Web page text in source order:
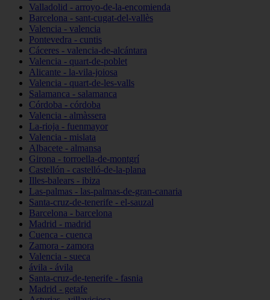
Valladolid - arroyo-de-la-encomienda
Barcelona - sant-cugat-del-vallès
Valencia - valencia
Pontevedra - cuntis
Cáceres - valencia-de-alcántara
Valencia - quart-de-poblet
Alicante - la-vila-joiosa
Valencia - quart-de-les-valls
Salamanca - salamanca
Córdoba - córdoba
Valencia - almàssera
La-rioja - fuenmayor
Valencia - mislata
Albacete - almansa
Girona - torroella-de-montgrí
Castellón - castelló-de-la-plana
Illes-balears - ibiza
Las-palmas - las-palmas-de-gran-canaria
Santa-cruz-de-tenerife - el-sauzal
Barcelona - barcelona
Madrid - madrid
Cuenca - cuenca
Zamora - zamora
Valencia - sueca
ávila - ávila
Santa-cruz-de-tenerife - fasnia
Madrid - getafe